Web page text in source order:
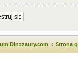
się
Dinozaury.com Strona